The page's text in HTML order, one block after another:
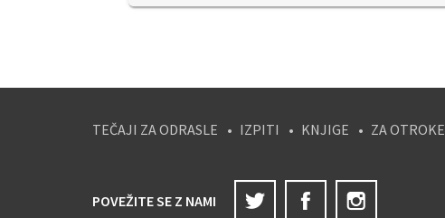
TEČAJI ZA ODRASLE IZPITI KNJIGE ZA OTROKE
POVEŽITE SE Z NAMI
Twitter Facebook